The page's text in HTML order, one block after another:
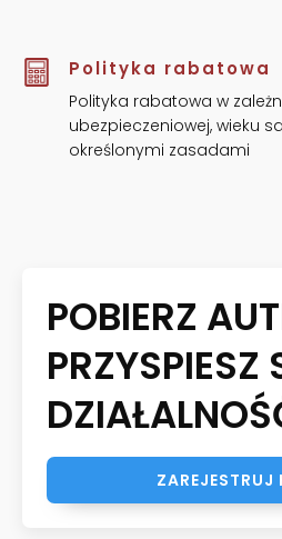
Polityka rabatowa
Polityka rabatowa w
ubezpieczeniowej, wieku
określonymi zasadami
POBIERZ
ZAREJESTRUJ